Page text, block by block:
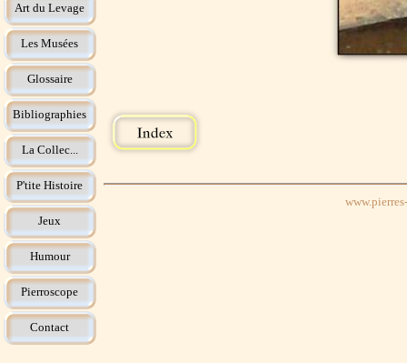
Art du Levage
Les Musées
Glossaire
Bibliographies
La Collec...
P'tite Histoire
Jeux
Humour
Pierroscope
Contact